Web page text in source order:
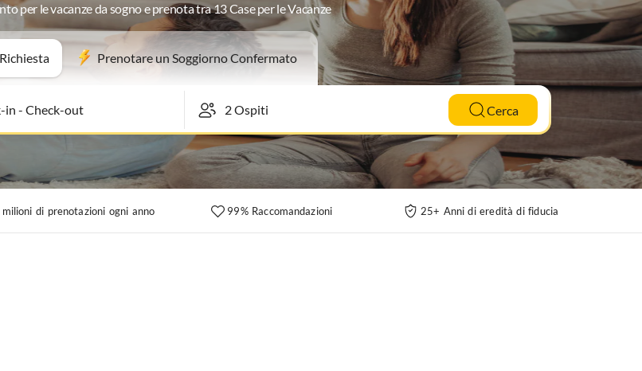
per le vacanze da sogno e prenota tra 13 Case per le Vacanze
Prenotare un Soggiorno Confermato
- Check-out Cerca
di prenotazioni ogni anno 99% Raccomandazioni 25+ Anni di eredità di fiducia